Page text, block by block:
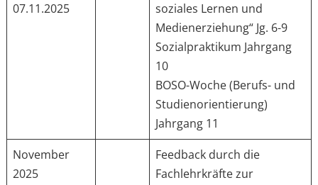
07.11.2025
soziales Lernen und
Medienerziehung“ Jg. 6-9
Sozialpraktikum Jahrgang
10
BOSO-Woche (Berufs- und
Studienorientierung)
Jahrgang 11
November
2025
Feedback durch die
Fachlehrkräfte zur